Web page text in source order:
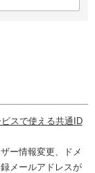
スで使える共通ID
ー情報変更、ドメ
メールアドレスが